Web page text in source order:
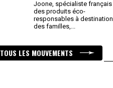
Joone, spécialiste français
des produits éco-
responsables à destination
des familles,...
TOUS LES MOUVEMENTS